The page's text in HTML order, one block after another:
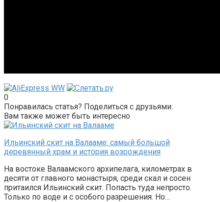
0
Понравилась статья? Поделиться с друзьями:
Вам также может быть интересно
Ильинский скит на Валааме: самый большой
деревянный храм и история возрождения
На востоке Валаамского архипелага, километрах в
десяти от главного монастыря, среди скал и сосен
притаился Ильинский скит. Попасть туда непросто.
Только по воде и с особого разрешения. Но…